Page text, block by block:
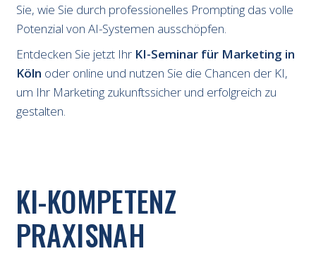
Sie, wie Sie durch professionelles Prompting das volle
Potenzial von AI-Systemen ausschöpfen.
Entdecken Sie jetzt Ihr KI-Seminar für Marketing in
Köln oder online und nutzen Sie die Chancen der KI,
um Ihr Marketing zukunftssicher und erfolgreich zu
gestalten.
KI-KOMPETENZ
PRAXISNAH